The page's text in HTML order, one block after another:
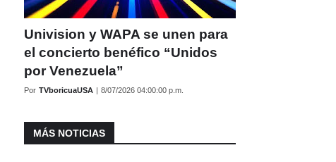
Univision y WAPA se unen para
el concierto benéfico “Unidos
por Venezuela”
Por TVboricuaUSA | 8/07/2026 04:00:00 p.m.
MÁS NOTICIAS